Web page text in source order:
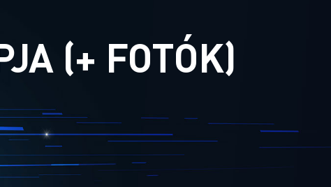
(+ FOTÓK)